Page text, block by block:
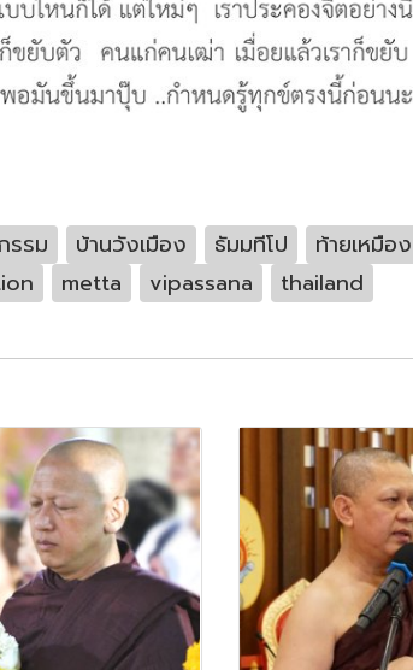
รรม บ้านวังเมือง ธัมมทีโป ท้ายเหมือง
metta vipassana thailand